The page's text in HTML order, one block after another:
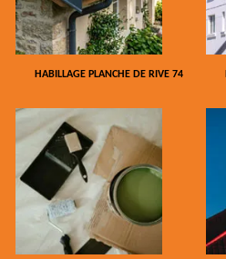
HABILLAGE PLANCHE DE RIVE 74